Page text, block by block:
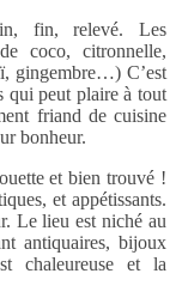
fin, relevé. Les
coco, citronnelle,
gingembre…) C’est
qui peut plaire à tout
friand de cuisine
bonheur.
et bien trouvé !
et appétissants.
Le lieu est niché au
antiquaires, bijoux
chaleureuse et la